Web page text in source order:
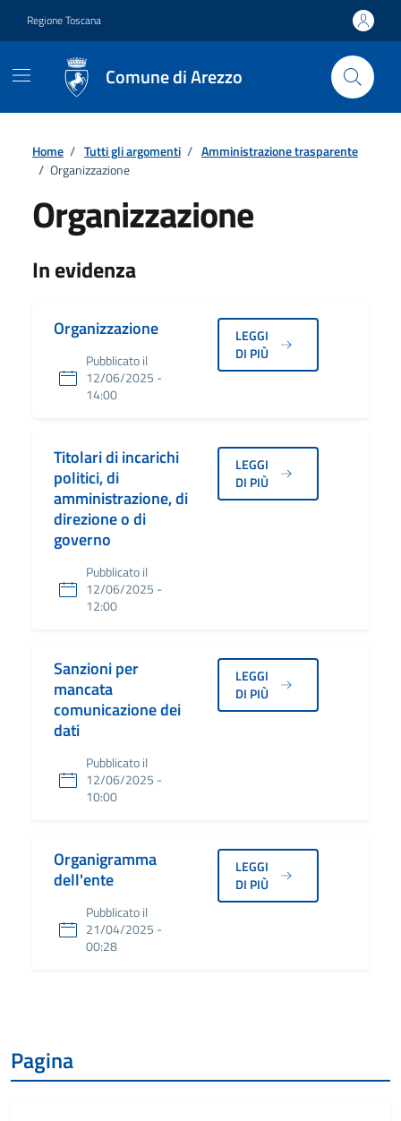
Regione Toscana
Comune di Arezzo
Home / Tutti gli argomenti / Amministrazione trasparente
/ Organizzazione
Organizzazione
Dettagli
In evidenza
Organizzazione
Pubblicato il
12/06/2025 -
14:00
LEGGI
DI PIÙ
Titolari di incarichi
politici, di
amministrazione, di
direzione o di
governo
Pubblicato il
12/06/2025 -
12:00
LEGGI
DI PIÙ
Sanzioni per
mancata
comunicazione dei
dati
Pubblicato il
12/06/2025 -
10:00
LEGGI
DI PIÙ
Organigramma
dell'ente
Pubblicato il
21/04/2025 -
00:28
LEGGI
DI PIÙ
Pagina